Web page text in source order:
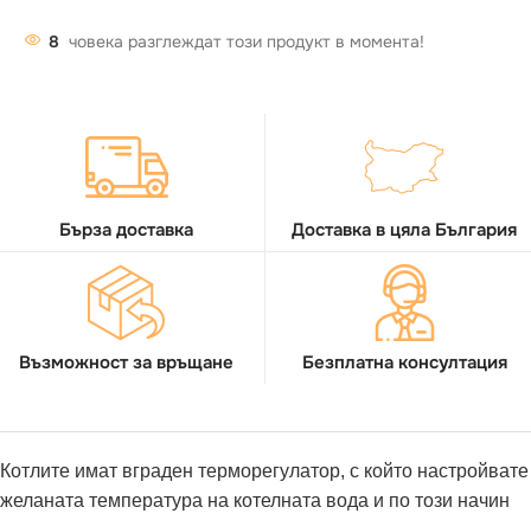
8 човека разглеждат този продукт в момента!
Бърза доставка Доставка в цяла България
Възможност за връщане Безплатна консултация
Котлите имат вграден терморегулатор, с който настройвате
желаната температура на котелната вода и по този начин